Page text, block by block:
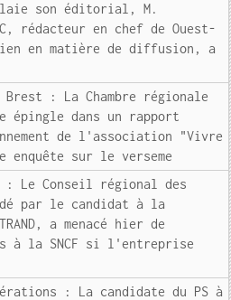
son éditorial, M.
rédacteur en chef de Ouest-
en matière de diffusion, a
: La Chambre régionale
épingle dans un rapport
de l'association "Vivre
sur le verseme
: Le Conseil régional des
par le candidat à la
a menacé hier de
à la SNCF si l'entreprise
: La candidate du PS à